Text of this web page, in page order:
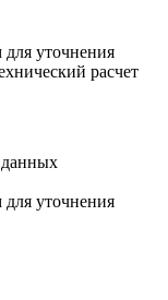
уточнения
расчет
данных
уточнения